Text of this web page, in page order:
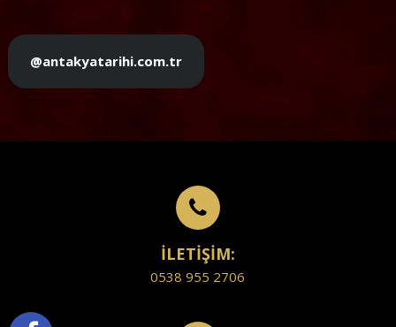
@antakyatarihi.com.tr
İLETİŞİM:
0538 955 2706